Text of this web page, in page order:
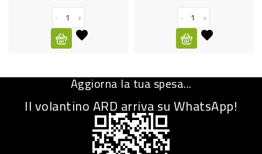
IGIENICO
SANITARI
PERSONA
PUERICULTURA
-
+
-
+
Aggiorna la tua spesa...
Il volantino ARD arriva su WhatsApp!